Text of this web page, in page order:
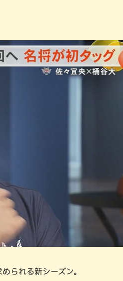
られる新シーズン。